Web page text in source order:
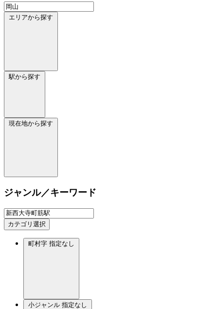
エリアから探す
駅から探す
現在地から探す
ジャンル／キーワード
カテゴリ選択
町村字 指定なし
小ジャンル 指定なし